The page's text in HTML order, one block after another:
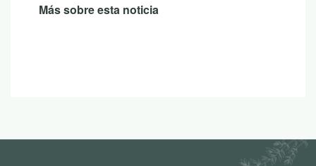
Más sobre esta noticia